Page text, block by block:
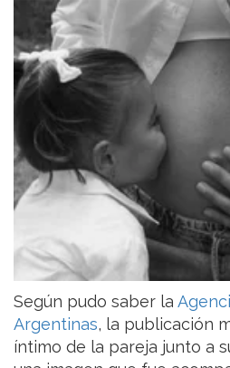
Según pudo saber la
Argentinas, la publicación
íntimo de la pareja junto a